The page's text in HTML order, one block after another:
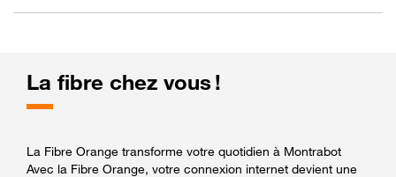
La fibre chez vous !
La Fibre Orange transforme votre quotidien à Montrabot
Avec la Fibre Orange, votre connexion internet devient une